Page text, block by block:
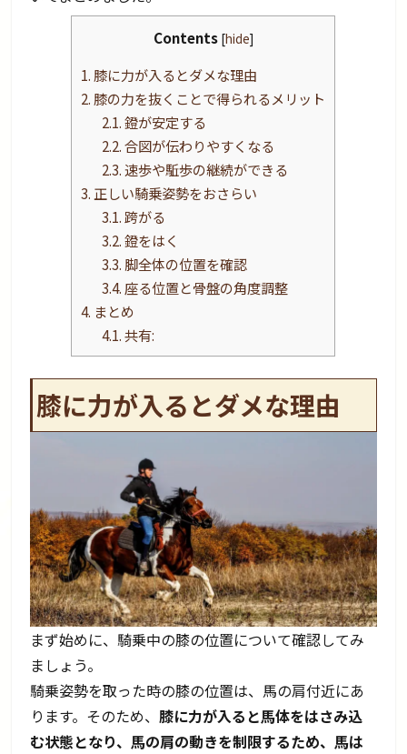
Contents [hide]
1. 膝に力が入るとダメな理由
2. 膝の力を抜くことで得られるメリット
2.1.鐙が安定する
2.2.合図が伝わりやすくなる
2.3.速歩や駈歩の継続ができる
3. 正しい騎乗姿勢をおさらい
3.1. 跨がる
3.2.鐙をはく
3.3. 脚全体の位置を確認
3.4. 座る位置と骨盤の角度調整
4. まとめ
4.1.共有:
膝に力が入るとダメな理由
まず始めに、騎乗中の膝の位置について確認してみ
ましょう。
騎乗姿勢を取った時の膝の位置は、馬の肩付近にあ
ります。そのため、膝に力が入ると馬体をはさみ込
む状態となり、馬の肩の動きを制限するため、馬は